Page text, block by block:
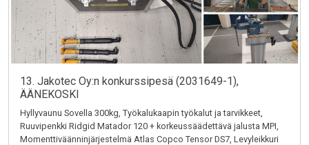
13. Jakotec Oy:n konkurssipesä (2031649-1),
ÄÄNEKOSKI
Hyllyvaunu Sovella 300kg, Työkalukaapin työkalut ja tarvikkeet,
Ruuvipenkki Ridgid Matador 120 + korkeussäädettävä jalusta MPI,
Momenttiväänninjärjestelmä Atlas Copco Tensor DS7, Levyleikkuri